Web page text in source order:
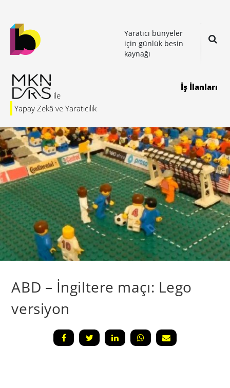
Yaratıcı bünyeler
için günlük besin
kaynağı
Yapay Zekâ ve Yaratıcılık
İş İlanları
ABD – İngiltere maçı: Lego
versiyon